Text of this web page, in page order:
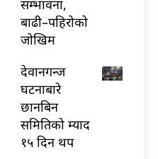
सम्भावना,
बाढी–पहिरोको
जोखिम
देवानगन्ज
घटनाबारे
छानबिन
समितिको म्याद
१५ दिन थप